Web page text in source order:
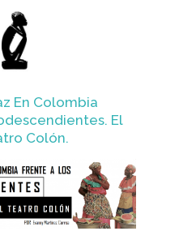
En Colombia
El
Colón.